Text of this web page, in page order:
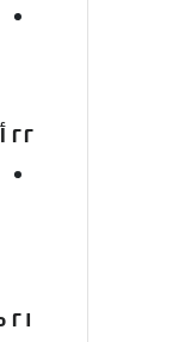
٢٢ أبريل
٢١ مايو